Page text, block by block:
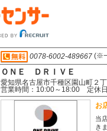
0078-6002-489667 (※
ＯＮＥ ＤＲＩＶＥ
愛知県名古屋市千種区園山町２
営業時間：10:00～18:00 定休
お
当
き